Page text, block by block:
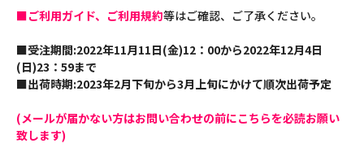
■ご利用ガイド、ご利用規約等はご確認、ご了承ください。
■受注期間:2022年11月11日(金)12：00から2022年12月4日
(日)23：59まで
■出荷時期:2023年2月下旬から3月上旬にかけて順次出荷予定
(メールが届かない方はお問い合わせの前にこちらを必読お願い
致します)